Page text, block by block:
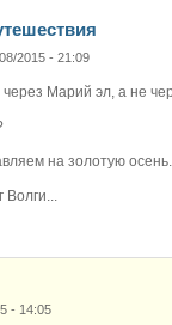
2015 - 21:09
через Марий эл, а не
на золотую осень...
- 14:05